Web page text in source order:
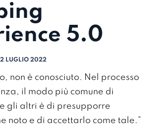
5.0
LUGLIO 2022
non è conosciuto. Nel processo
il modo più comune di
gli altri è di presupporre
noto e di accettarlo come tale.”